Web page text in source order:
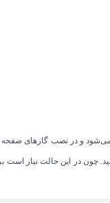
و در نصب گازهای صفحه ای
در این حالت نیاز است